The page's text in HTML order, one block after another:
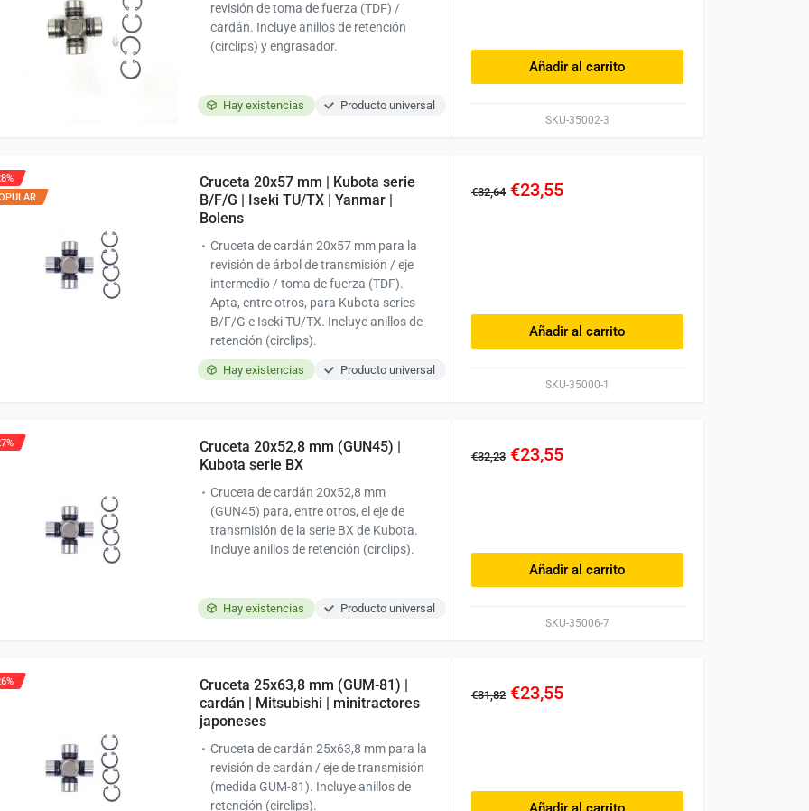
Hay existencias Producto universal
SKU-35002-3
revisión de toma de fuerza (TDF) /
cardán. Incluye anillos de retención
(circlips) y engrasador.
Añadir al carrito
Hay existencias Producto universal
SKU-35000-1
Cruceta 20x57 mm | Kubota serie
B/F/G | Iseki TU/TX | Yanmar |
Bolens
Cruceta de cardán 20x57 mm para la
revisión de árbol de transmisión / eje
intermedio / toma de fuerza (TDF).
Apta, entre otros, para Kubota series
B/F/G e Iseki TU/TX. Incluye anillos de
retención (circlips).
€32,64 €23,55
Añadir al carrito
Hay existencias Producto universal
SKU-35006-7
Cruceta 20x52,8 mm (GUN45) |
Kubota serie BX
Cruceta de cardán 20x52,8 mm
(GUN45) para, entre otros, el eje de
transmisión de la serie BX de Kubota.
Incluye anillos de retención (circlips).
€32,23 €23,55
Añadir al carrito
Cruceta 25x63,8 mm (GUM-81) |
cardán | Mitsubishi | minitractores
japoneses
Cruceta de cardán 25x63,8 mm para la
revisión de cardán / eje de transmisión
(medida GUM-81). Incluye anillos de
retención (circlips).
€31,82 €23,55